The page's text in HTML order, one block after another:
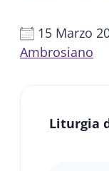
15 Marzo
Ambrosiano
Liturgia